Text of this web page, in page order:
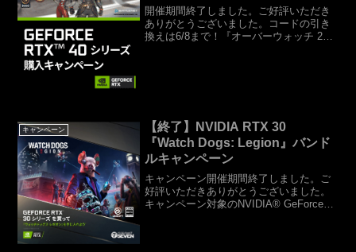
開催期間終了しました。ご好評いただき
ありがとうございました。コードの引き
換えは6/8まで！『オーバーウォッチ 2』
キャンペーン
【終了】NVIDIA RTX 30
『Watch Dogs: Legion』バンド
ルキャンペーン
キャンペーン開催期間終了しました。ご
好評いただきありがとうございました。
キャンペーン対象のNVIDIA® GeForce